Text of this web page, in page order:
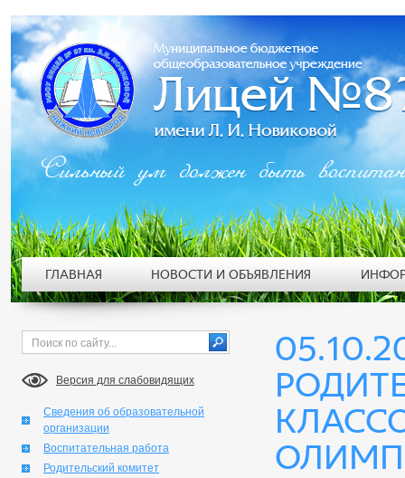
Версия для слабовидящих
Сведения об образовательной
организации
Воспитательная работа
Родительский комитет
Сильный ум должен быть
ГЛАВНАЯ НОВОСТИ И ОБЪЯВЛЕНИЯ